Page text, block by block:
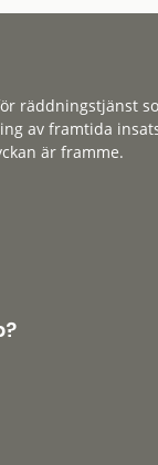
räddningstjänst
av framtida
är framme.